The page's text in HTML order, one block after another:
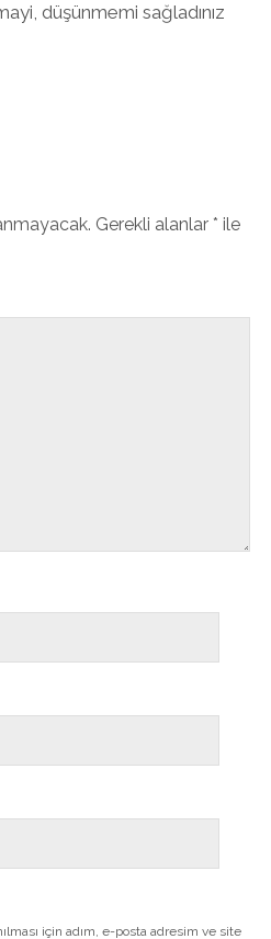
düşünmemi sağladınız
Gerekli alanlar * ile
için adım, e-posta adresim ve site